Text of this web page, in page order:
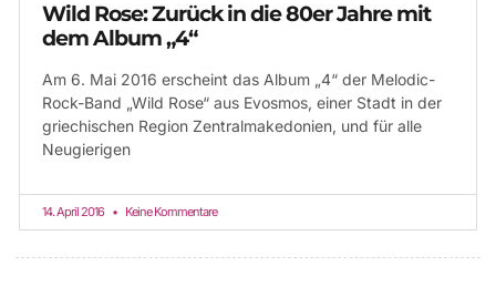
Wild Rose: Zurück in die 80er Jahre mit
dem Album „4“
Am 6. Mai 2016 erscheint das Album „4“ der Melodic-
Rock-Band „Wild Rose“ aus Evosmos, einer Stadt in der
griechischen Region Zentralmakedonien, und für alle
Neugierigen
14. April 2016 Keine Kommentare